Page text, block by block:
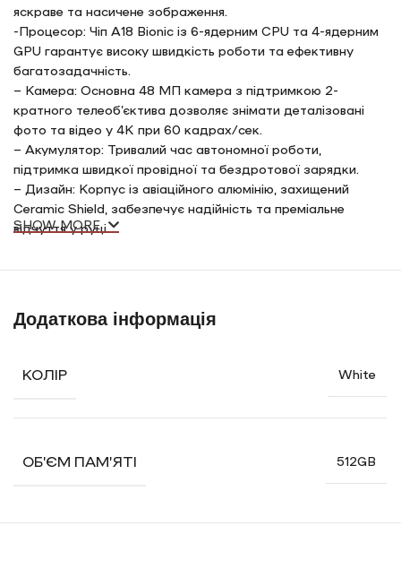
яскраве та насичене зображення.
-Процесор: Чіп A18 Bionic із 6-ядерним CPU та 4-ядерним
GPU гарантує високу швидкість роботи та ефективну
багатозадачність.
– Камера: Основна 48 МП камера з підтримкою 2-
кратного телеоб’єктива дозволяє знімати деталізовані
фото та відео у 4K при 60 кадрах/сек.
– Акумулятор: Тривалий час автономної роботи,
підтримка швидкої провідної та бездротової зарядки.
– Дизайн: Корпус із авіаційного алюмінію, захищений
Ceramic Shield, забезпечує надійність та преміальне
відчуття у руці.
Button для швидкого доступу до необхідних функцій.
SHOW MORE
Додаткова інформація
КОЛІР White
ОБ’ЄМ ПАМ’ЯТІ 512GB